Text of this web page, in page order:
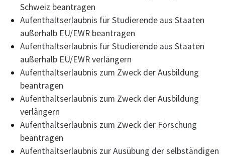
Schweiz beantragen
Aufenthaltserlaubnis für Studierende aus Staaten
außerhalb EU/EWR beantragen
Aufenthaltserlaubnis für Studierende aus Staaten
außerhalb EU/EWR verlängern
Aufenthaltserlaubnis zum Zweck der Ausbildung
beantragen
Aufenthaltserlaubnis zum Zweck der Ausbildung
verlängern
Aufenthaltserlaubnis zum Zweck der Forschung
beantragen
Aufenthaltserlaubnis zur Ausübung der selbständigen